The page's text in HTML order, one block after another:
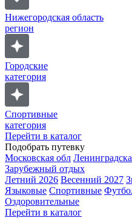
Нижегородская область
регион
Городские
категория
Спортивные
категория
Перейти в каталог
Подобрать путевку
Московская обл
Зарубежный отдых
Летний 2026 Весенний 2027
Языковые Спортивные
Оздоровительные
Перейти в каталог